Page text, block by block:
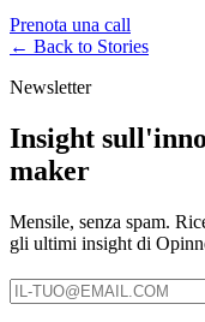
Prenota una call
← Back to Stories
Newsletter
Insight
maker
Mensile, senza spam.
gli ultimi insight di